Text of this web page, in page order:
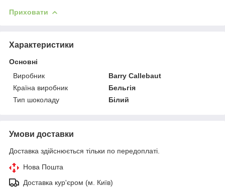
Приховати
Характеристики
Основні
Виробник
Barry Callebaut
Країна виробник
Бельгія
Тип шоколаду
Білий
Умови доставки
Доставка здійснюється тільки по передоплаті.
Нова Пошта
Доставка кур'єром (м. Київ)